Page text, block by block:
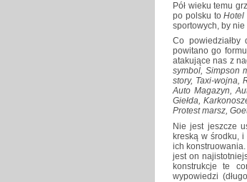
Pół wieku temu
po polsku toHotel
sportowych, by
Co
powitano go
atakujące nas z
symbol, Simpson
story, Taxi-wojna,
Auto Magazyn,
Giełda,
Protest marsz,
Nie jest jeszcze
kreską w środku, i
ich
jest on
konstrukcje te
wypowiedzi